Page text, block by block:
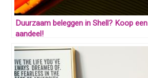
Duurzaam beleggen in Shell? Koop een
aandeel!